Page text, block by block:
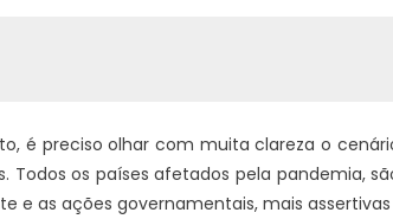
é preciso olhar com muita clareza o
Todos os países afetados pela pandemia,
e as ações governamentais, mais